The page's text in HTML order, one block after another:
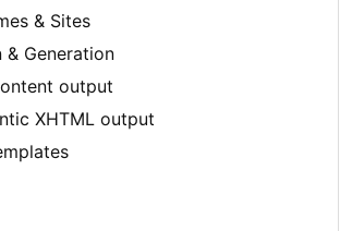
& Sites
& Generation
output
XHTML output